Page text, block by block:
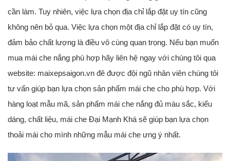
cần làm. Tuy nhiên, việc lựa chọn địa chỉ lắp đặt uy tín cũng
không nên bỏ qua. Việc lựa chọn một địa chỉ lắp đặt có uy tín,
đảm bảo chất lượng là điều vô cùng quan trọng. Nếu bạn muốn
mua mái che nắng phù hợp hãy liên hệ ngay với chúng tôi qua
website: maixepsaigon.vn đê được đội ngũ nhân viên chúng tôi
tư vấn giúp bạn lựa chọn sản phẩm mái che cho phù hợp. Với
hàng loạt mẫu mã, sản phẩm mái che nắng đủ màu sắc, kiểu
dáng, chất liệu, mái che Đại Mạnh Khá sẽ giúp bạn lựa chọn
thoải mái cho mình những mẫu mái che ưng ý nhất.